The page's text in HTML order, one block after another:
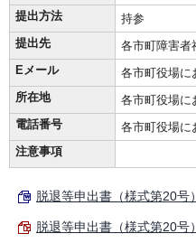
提出方法
持参
提出先
各市町障害者
Eメール
各市町役場に
所在地
各市町役場に
電話番号
各市町役場に
注意事項
脱退等申出書（様式第20号
脱退等申出書（様式第20号